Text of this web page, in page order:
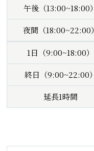
午後（13:00~18:00）
夜間（18:00~22:00）
1日（9:00~18:00）
終日（9:00~22:00）
延長1時間